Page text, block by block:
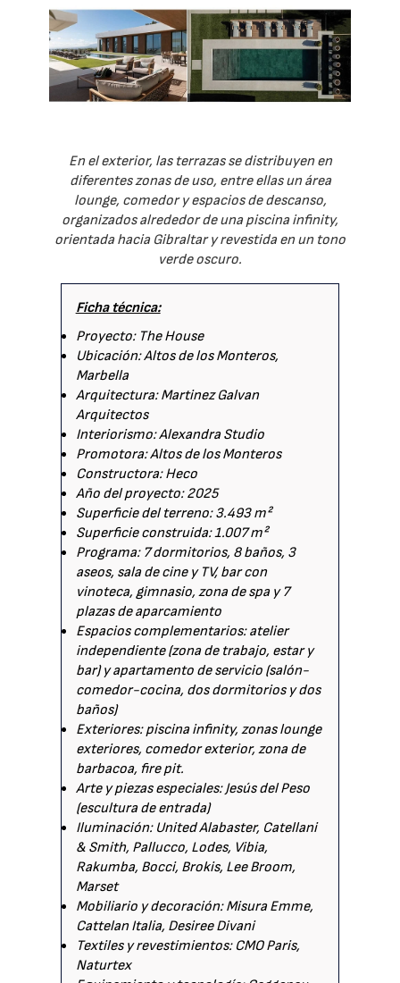
En el exterior, las terrazas se distribuyen en
diferentes zonas de uso, entre ellas un área
lounge, comedor y espacios de descanso,
organizados alrededor de una piscina infinity,
orientada hacia Gibraltar y revestida en un tono
verde oscuro.
Ficha técnica:
Proyecto: The House
Ubicación: Altos de los Monteros,
Marbella
Arquitectura: Martinez Galvan
Arquitectos
Interiorismo: Alexandra Studio
Promotora: Altos de los Monteros
Constructora: Heco
Año del proyecto: 2025
Superficie del terreno: 3.493 m²
Superficie construida: 1.007 m²
Programa: 7 dormitorios, 8 baños, 3
aseos, sala de cine y TV, bar con
vinoteca, gimnasio, zona de spa y 7
plazas de aparcamiento
Espacios complementarios: atelier
independiente (zona de trabajo, estar y
bar) y apartamento de servicio (salón-
comedor-cocina, dos dormitorios y dos
baños)
Exteriores: piscina infinity, zonas lounge
exteriores, comedor exterior, zona de
barbacoa, fire pit.
Arte y piezas especiales: Jesús del Peso
(escultura de entrada)
Iluminación: United Alabaster, Catellani
& Smith, Pallucco, Lodes, Vibia,
Rakumba, Bocci, Brokis, Lee Broom,
Marset
Mobiliario y decoración: Misura Emme,
Cattelan Italia, Desiree Divani
Textiles y revestimientos: CMO Paris,
Naturtex